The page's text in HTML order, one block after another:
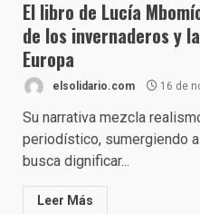
El libro de Lucía
de los invernaderos y
Europa
elsolidario.com 16 de
Su narrativa mezcla
periodístico, sumergiendo
busca dignificar...
Leer Más